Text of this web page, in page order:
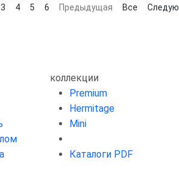
3 4 5 6 Предыдущая Все
коллекции
Premium
Hermitage
Mini
Каталоги PDF